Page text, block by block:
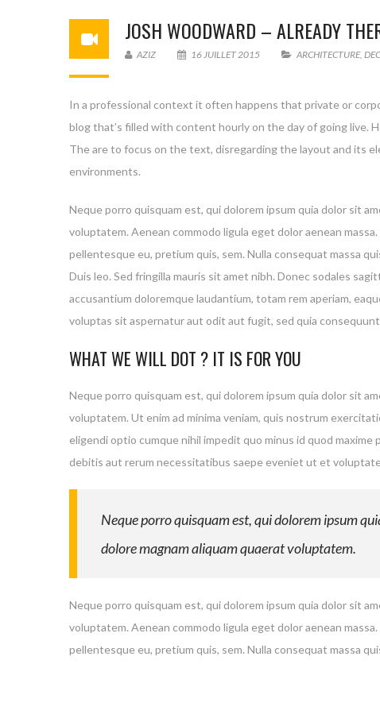
JOSH WOODWARD – ALREADY
AZIZ 16 JUILLET 2015 ARCHITECTURE,
In a professional context it often happens that private or
blog that’s filled with content hourly on the day of going
The are to focus on the text, disregarding the layout and its
environments.
Neque porro quisquam est, qui dolorem ipsum quia dolor sit
voluptatem. Aenean commodo ligula eget dolor aenean
pellentesque eu, pretium quis, sem. Nulla consequat massa
Duis leo. Sed fringilla mauris sit amet nibh. Donec sodales
accusantium doloremque laudantium, totam rem aperiam,
voluptas sit aspernatur aut odit aut fugit, sed quia
WHAT WE WILL DOT ? IT IS FOR YOU
Neque porro quisquam est, qui dolorem ipsum quia dolor sit
voluptatem. Ut enim ad minima veniam, quis nostrum
eligendi optio cumque nihil impedit quo minus id quod
debitis aut rerum necessitatibus saepe eveniet ut et
Neque porro quisquam est, qui dolorem ipsum
dolore magnam aliquam quaerat voluptatem.
Neque porro quisquam est, qui dolorem ipsum quia dolor sit
voluptatem. Aenean commodo ligula eget dolor aenean
pellentesque eu, pretium quis, sem. Nulla consequat massa